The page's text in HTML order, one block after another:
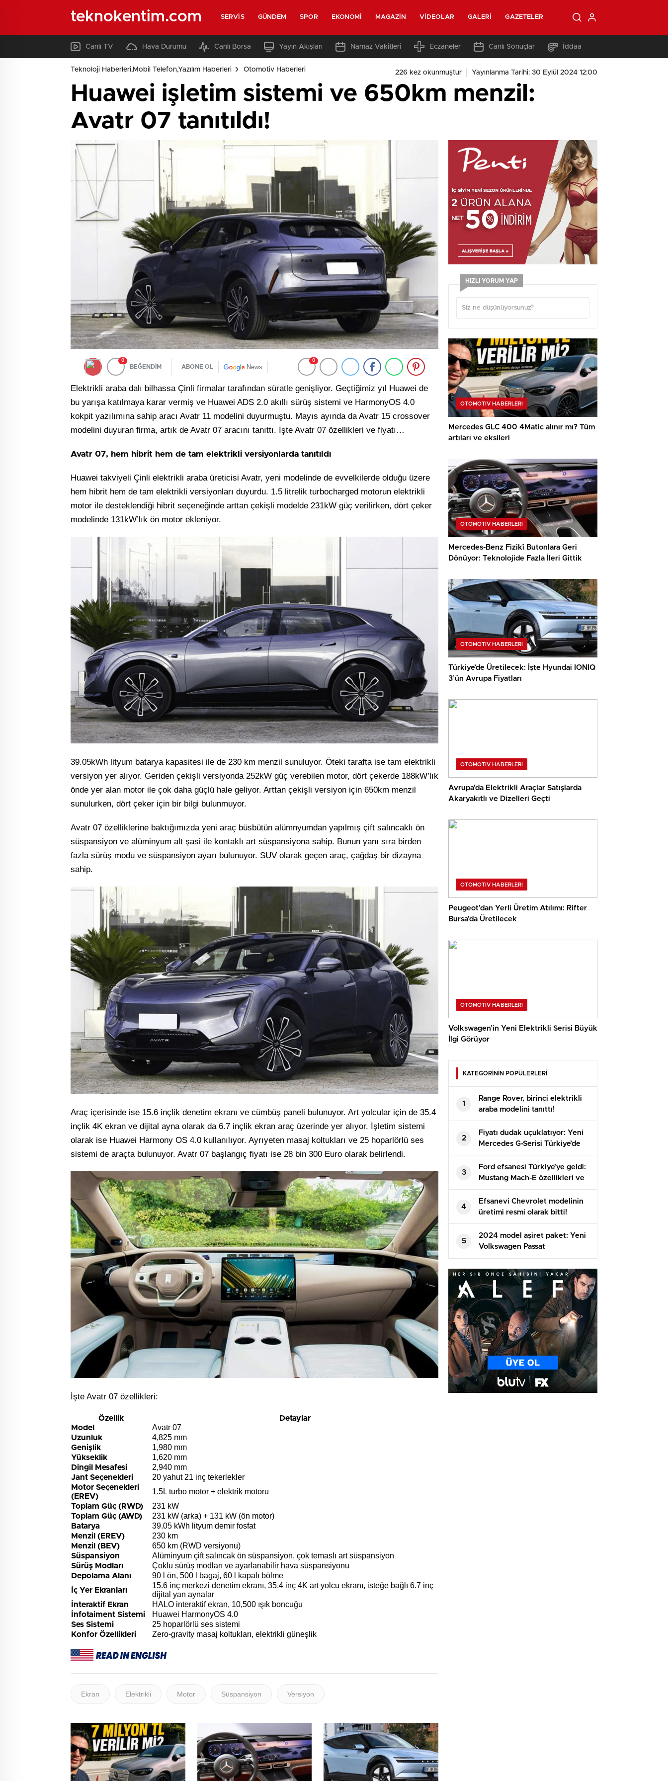
teknokentim.com SERVIS GÜNDEM SPOR EKONOMI MAGAZIN VIDEOLAR GALERI GAZETELER
Canlı TV Hava Durumu Canlı Borsa Yayın Akışları Namaz Vakitleri Eczaneler Canlı Sonuçlar İddaa
Teknoloji Haberleri,Mobil Telefon,Yazılım Haberleri Otomotiv Haberleri 226 kez okunmuştur Yayınlanma Tarihi: 30 Eylül 2024 12:00
Huawei işletim sistemi ve 650km menzil:
Avatr 07 tanıtıldı!
0
BEĞENDİM ABONE OL News
0
Elektrikli araba dalı bilhassa Çinli firmalar tarafından süratle genişliyor. Geçtiğimiz yıl Huawei de
bu yarışa katılmaya karar vermiş ve Huawei ADS 2.0 akıllı sürüş sistemi ve HarmonyOS 4.0
kokpit yazılımına sahip aracı Avatr 11 modelini duyurmuştu. Mayıs ayında da Avatr 15 crossover
modelini duyuran firma, artık de Avatr 07 aracını tanıttı. İşte Avatr 07 özellikleri ve fiyatı…
Avatr 07, hem hibrit hem de tam elektrikli versiyonlarda tanıtıldı
Huawei takviyeli Çinli elektrikli araba üreticisi Avatr, yeni modelinde de evvelkilerde olduğu üzere
hem hibrit hem de tam elektrikli versiyonları duyurdu. 1.5 litrelik turbocharged motorun elektrikli
motor ile desteklendiği hibrit seçeneğinde arttan çekişli modelde 231kW güç verilirken, dört çeker
modelinde 131kW’lık ön motor ekleniyor.
39.05kWh lityum batarya kapasitesi ile de 230 km menzil sunuluyor. Öteki tarafta ise tam elektrikli
versiyon yer alıyor. Geriden çekişli versiyonda 252kW güç verebilen motor, dört çekerde 188kW’lık
önde yer alan motor ile çok daha güçlü hale geliyor. Arttan çekişli versiyon için 650km menzil
sunulurken, dört çeker için bir bilgi bulunmuyor.
Avatr 07 özelliklerine baktığımızda yeni araç büsbütün alümnyumdan yapılmış çift salıncaklı ön
süspansiyon ve alüminyum alt şasi ile kontaklı art süspansiyona sahip. Bunun yanı sıra birden
fazla sürüş modu ve süspansiyon ayarı bulunuyor. SUV olarak geçen araç, çağdaş bir dizayna
sahip.
Araç içerisinde ise 15.6 inçlik denetim ekranı ve cümbüş paneli bulunuyor. Art yolcular için de 35.4
inçlik 4K ekran ve dijital ayna olarak da 6.7 inçlik ekran araç üzerinde yer alıyor. İşletim sistemi
olarak ise Huawei Harmony OS 4.0 kullanılıyor. Ayrıyeten masaj koltukları ve 25 hoparlörlü ses
sistemi de araçta bulunuyor. Avatr 07 başlangıç fiyatı ise 28 bin 300 Euro olarak belirlendi.
İşte Avatr 07 özellikleri:
Özellik
Detaylar
Model
Avatr 07
Uzunluk 4,825 mm
Genişlik 1,980 mm
Yükseklik 1,620 mm
Dingil Mesafesi 2,940 mm
Jant Seçenekleri 20 yahut 21 inç tekerlekler
Motor Seçenekleri
(EREV)
1.5L turbo motor + elektrik motoru
Toplam Güç (RWD) 231 kW
Toplam Güç (AWD) 231 kW (arka) + 131 kW (ön motor)
Batarya 39.05 kWh lityum demir fosfat
Menzil (EREV) 230 km
Menzil (BEV) 650 km (RWD versiyonu)
Süspansiyon Alüminyum çift salıncak ön süspansiyon, çok temaslı art süspansiyon
Sürüş Modları Çoklu sürüş modları ve ayarlanabilir hava süspansiyonu
Depolama Alanı 90 l ön, 500 l bagaj, 60 l kapalı bölme
İç Yer Ekranları
15.6 inç merkezi denetim ekranı, 35.4 inç 4K art yolcu ekranı, isteğe bağlı 6.7 inç
dijital yan aynalar
İnteraktif Ekran HALO interaktif ekran, 10,500 ışık boncuğu
İnfotaiment Sistemi Huawei HarmonyOS 4.0
Ses Sistemi 25 hoparlörlü ses sistemi
Konfor Özellikleri Zero-gravity masaj koltukları, elektrikli güneşlik
Ekran Elektrikli Motor Süspansiyon Versiyon
HIZLI YORUM YAP
OTOMOTIV HABERLERI
Mercedes GLC 400 4Matic alınır mı? Tüm
artıları ve eksileri
OTOMOTIV HABERLERI
Mercedes-Benz Fizikî Butonlara Geri
Dönüyor: Teknolojide Fazla İleri Gittik
OTOMOTIV HABERLERI
Türkiye’de Üretilecek: İşte Hyundai IONIQ
3’ün Avrupa Fiyatları
OTOMOTIV HABERLERI
Avrupa’da Elektrikli Araçlar Satışlarda
Akaryakıtlı ve Dizelleri Geçti
OTOMOTIV HABERLERI
Peugeot’dan Yerli Üretim Atılımı: Rifter
Bursa’da Üretilecek
OTOMOTIV HABERLERI
Volkswagen’in Yeni Elektrikli Serisi Büyük
İlgi Görüyor
KATEGORİNİN POPÜLERLERİ
1
Range Rover, birinci elektrikli
araba modelini tanıttı!
2
Fiyatı dudak uçuklatıyor: Yeni
Mercedes G-Serisi Türkiye’de
satışa sunuldu!
3
Ford efsanesi Türkiye’ye geldi:
Mustang Mach-E özellikleri ve
fiyatı!
4
Efsanevi Chevrolet modelinin
üretimi resmi olarak bitti!
5
2024 model aşiret paket: Yeni
Volkswagen Passat
Nürburgring’te görüntülendi!